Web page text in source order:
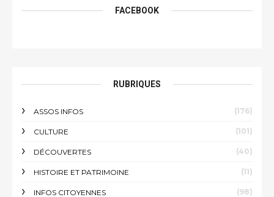
FACEBOOK
RUBRIQUES
ASSOS INFOS (176)
CULTURE (101)
DÉCOUVERTES (40)
HISTOIRE ET PATRIMOINE (11)
INFOS CITOYENNES (98)